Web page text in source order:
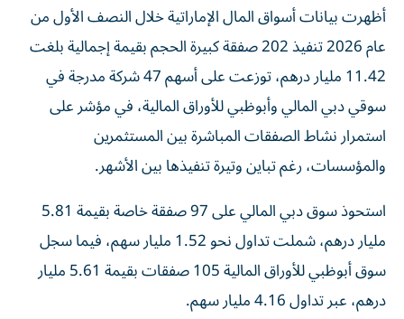
أظهرت بيانات أسواق المال الإماراتية خلال النصف الأول من
عام 2026 تنفيذ 202 صفقة كبيرة الحجم بقيمة إجمالية بلغت
11.42 مليار درهم، توزعت على أسهم 47 شركة مدرجة في
سوقي دبي المالي وأبوظبي للأوراق المالية، في مؤشر على
استمرار نشاط الصفقات المباشرة بين المستثمرين
والمؤسسات، رغم تباين وتيرة تنفيذها بين الأشهر.
استحوذ سوق دبي المالي على 97 صفقة خاصة بقيمة 5.81
مليار درهم، شملت تداول نحو 1.52 مليار سهم، فيما سجل
سوق أبوظبي للأوراق المالية 105 صفقات بقيمة 5.61 مليار
درهم، عبر تداول 4.16 مليار سهم.